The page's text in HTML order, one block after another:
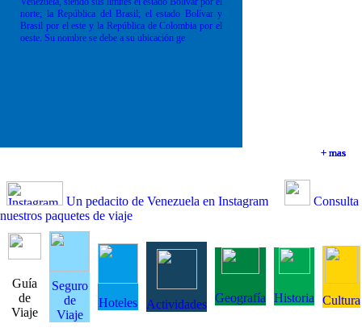
+ mas
+ mas
+ mas
norte; la República del Brasil; el estado Bolívar y
Brasil por el este y la República de Colombia por el
oeste. Su nombre se debe a su ubicación ge
+ mas
Un pedacito de Venezuela en Instagram
Consulta
nuestros paquetes de viaje
Guía
de
Viaje
Seguro
de
Viaje
Hoteles Actividades Geografía Historia Cultura